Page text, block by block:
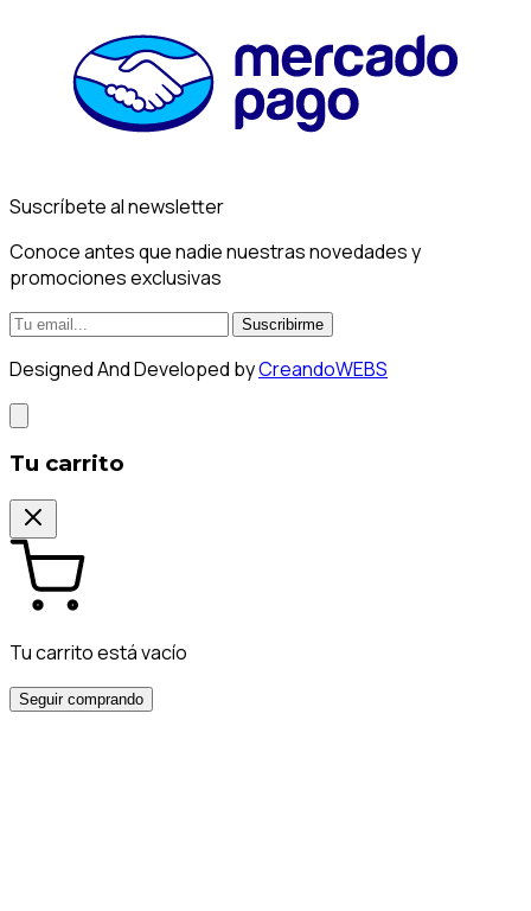
Suscríbete al newsletter
Conoce antes que nadie nuestras novedades y
promociones exclusivas
Suscribirme
Designed And Developed byCreandoWEBS
Tu carrito
Tu carrito está vacío
Seguir comprando